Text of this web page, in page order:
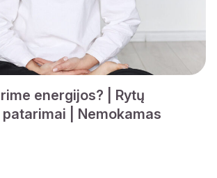
energijos? | Rytų
| Nemokamas